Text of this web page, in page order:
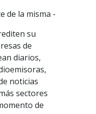
de la misma -
su
de
diarios,
noticias
sectores
de